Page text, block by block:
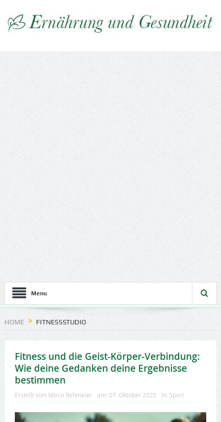
Menu
HOME FITNESSSTUDIO
Fitness und die Geist-Körper-Verbindung:
Wie deine Gedanken deine Ergebnisse
bestimmen
Erstellt von: Mirco Rehmeier am: 07. Oktober 2025 In: Sport